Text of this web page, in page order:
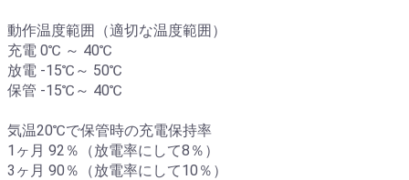
動作温度範囲（適切な温度範囲）
充電 0℃ ～ 40℃
放電 -15℃～ 50℃
保管 -15℃～ 40℃
気温20℃で保管時の充電保持率
1ヶ月 92％（放電率にして8％）
3ヶ月 90％（放電率にして10％）